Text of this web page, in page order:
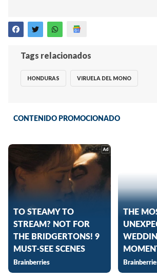
Tags relacionados
HONDURAS VIRUELA DEL MONO